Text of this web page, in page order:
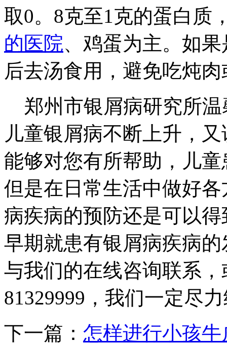
取0。8克至1克的蛋白质
的医院、鸡蛋为主。如
后去汤食用，避免吃炖
郑州市银屑病研究所温
儿童银屑病不断上升，
能够对您有所帮助，儿
但是在日常生活中做好
病疾病的预防还是可以
早期就患有银屑病疾病
与我们的在线咨询联系，
81329999，我们一定尽
下一篇： 怎样进行小孩